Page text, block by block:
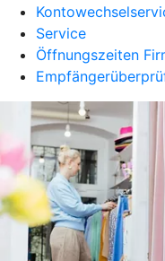
Service
Öffnungszeiten